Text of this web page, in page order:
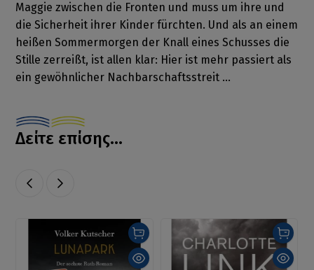
Maggie zwischen die Fronten und muss um ihre und
die Sicherheit ihrer Kinder fürchten. Und als an einem
heißen Sommermorgen der Knall eines Schusses die
Stille zerreißt, ist allen klar: Hier ist mehr passiert als
ein gewöhnlicher Nachbarschaftsstreit ...
Δείτε επίσης...